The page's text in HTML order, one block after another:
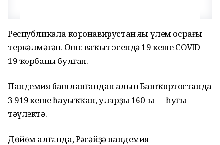
Республикала коронавирустан яңы үлем осрағы
теркәлмәгән. Ошо ваҡыт эсендә 19 кеше COVID-
19 ҡорбаны булған.
Пандемия башланғандан алып Башҡортостанда
3 919 кеше һауыҡҡан, уларҙың 160-ы — һуңғы
тәүлектә.
Дөйөм алғанда, Рәсәйҙә пандемия